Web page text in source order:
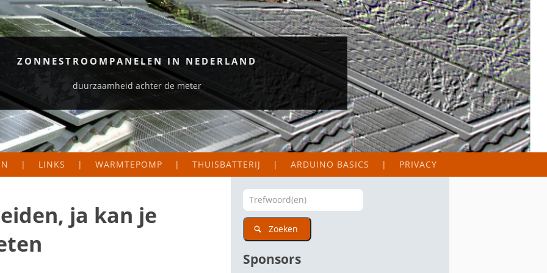
ZONNESTROOMPANELEN IN NEDERLAND
duurzaamheid achter de meter
EN LOGGERS
VAN MIJN PANELEN
LINKS
ORGANISATIES
PARTICULIER
WARMTEPOMP THUISBATTERIJ ARDUINO BASICS PRIVACY
ja kan je
Zoeken
Sponsors